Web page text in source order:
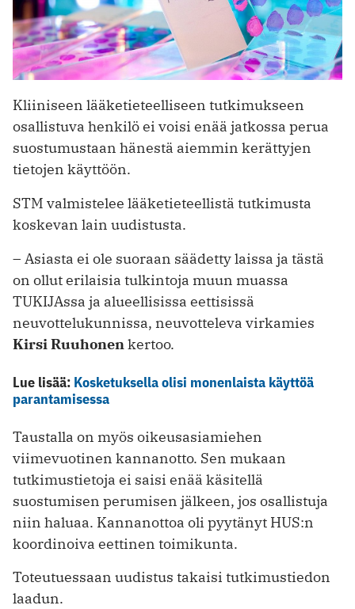
Kliiniseen lääketieteelliseen tutkimukseen
osallistuva henkilö ei voisi enää jatkossa perua
suostumustaan hänestä aiemmin kerättyjen
tietojen käyttöön.
STM valmistelee lääketieteellistä tutkimusta
koskevan lain uudistusta.
– Asiasta ei ole suoraan säädetty laissa ja tästä
on ollut erilaisia tulkintoja muun muassa
TUKIJAssa ja alueellisissa eettisissä
neuvottelukunnissa, neuvotteleva virkamies
Kirsi Ruuhonen kertoo.
Lue lisää: Kosketuksella olisi monenlaista käyttöä
parantamisessa
Taustalla on myös oikeusasiamiehen
viimevuotinen kannanotto. Sen mukaan
tutkimustietoja ei saisi enää käsitellä
suostumisen perumisen jälkeen, jos osallistuja
niin haluaa. Kannanottoa oli pyytänyt HUS:n
koordinoiva eettinen toimikunta.
Toteutuessaan uudistus takaisi tutkimustiedon
laadun.